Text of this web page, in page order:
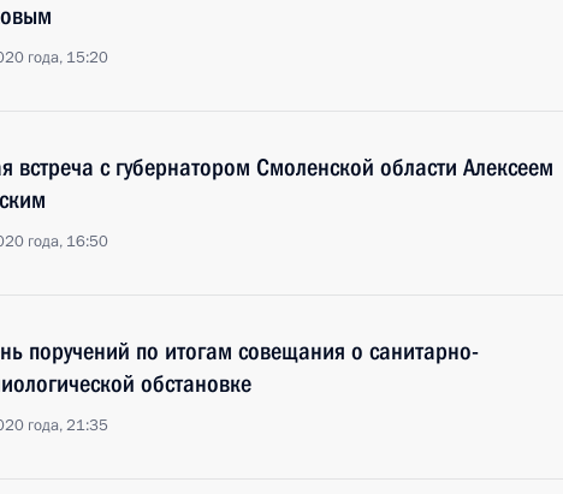
года, 15:20
встреча с губернатором Смоленской области Алексеем
года, 16:50
поручений по итогам совещания о санитарно-
обстановке
года, 21:35